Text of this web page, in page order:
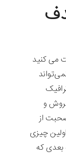
می کنید
و
از
چیزی
که